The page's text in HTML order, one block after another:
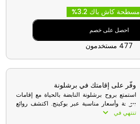
مسطحة كاش باك 3.2%
احصل على خصم
477 مستخدمون
وفّر على إقامتك في برشلونة
استمتع بروح برشلونة النابضة بالحياة مع إقامات
مريحة وأسعار مناسبة عبر بوكينج. اكتشف روائع
أنطوني غاودي الفنية واسترخِ على الشواطئ
تنتهي في